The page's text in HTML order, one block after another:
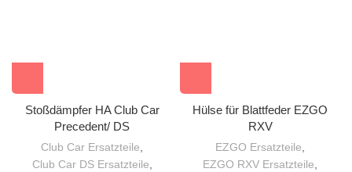
Stoßdämpfer HA Club Car
Precedent/ DS
Club Car Ersatzteile
Club Car DS Ersatzteile
Hülse für Blattfeder EZGO
RXV
EZGO Ersatzteile
EZGO RXV Ersatzteile